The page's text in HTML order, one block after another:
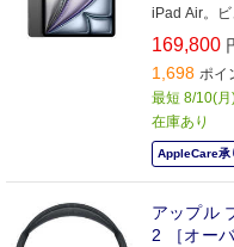
iPad Air。ビ
169,800
1,698 ポイ
最短 8/10(
在庫あり
AppleCare承
アップル
2 ［オー